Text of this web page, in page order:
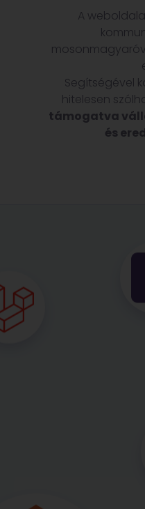
A
Segítségével
hitelesen
támogatva
és